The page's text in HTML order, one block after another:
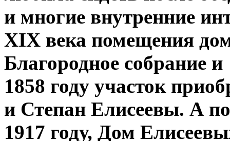
и многие внутренние
XIX века помещения
Благородное собрание
1858 году участок
и Степан Елисеевы. А
1917 году, Дом